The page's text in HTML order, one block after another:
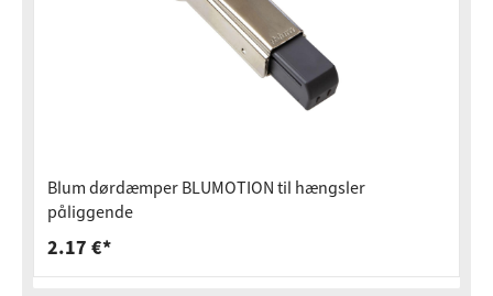
Blum dørdæmper BLUMOTION til hængsler
påliggende
2.17 €*